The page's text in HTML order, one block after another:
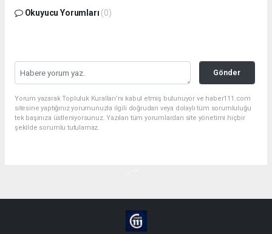
Okuyucu Yorumları (0)
Gönder
Yorum yazarak Topluluk Kuralları’nı kabul etmiş bulunuyor ve haber111.com
sitesine yaptığınız yorumunuzla ilgili doğrudan veya dolaylı tüm sorumluluğu
tek başınıza üstleniyorsunuz. Yazılan tüm yorumlardan site yönetimi hiçbir
şekilde sorumlu tutulamaz.